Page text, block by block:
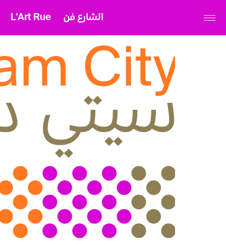
L'Art Rue الشارع فن